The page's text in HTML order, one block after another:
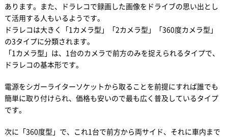
あります。また、ドラレコで録画した画像をドライブの思い出とし
て活用する人もいるようです。
ドラレコは大きく「1カメラ型」「2カメラ型」「360度カメラ型」
の3タイプに分類されます。
「1カメラ型」は、1台のカメラで前方のみを捉えられるタイプで、
ドラレコの基本形です。
電源をシガーライターソケットから取ることを前提にすれば誰でも
簡単に取り付けられ、価格も安いので最も広く普及しているタイプ
です。
次に「360度型」で、これ1台で前方から両サイド、それに車内まで